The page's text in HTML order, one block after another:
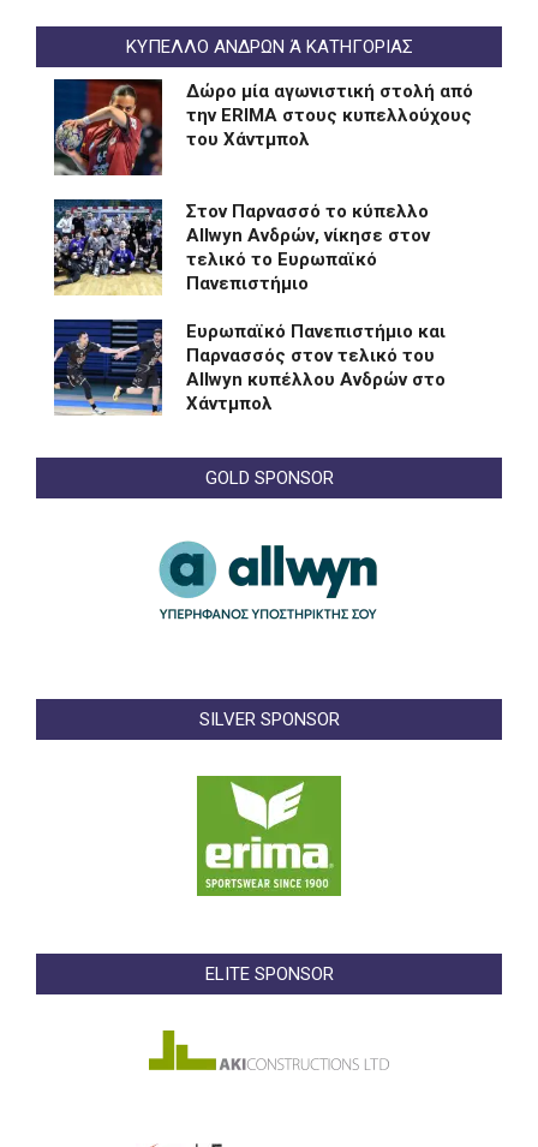
ΚΥΠΕΛΛΟ ΑΝΔΡΩΝ Ά ΚΑΤΗΓΟΡΙΑΣ
Δώρο μία αγωνιστική στολή από
την ERIMA στους κυπελλούχους
του Χάντμπολ
Στον Παρνασσό το κύπελλο
Allwyn Ανδρών, νίκησε στον
τελικό το Ευρωπαϊκό
Πανεπιστήμιο
Eυρωπαϊκό Πανεπιστήμιο και
Παρνασσός στον τελικό του
Allwyn κυπέλλου Ανδρών στο
Χάντμπολ
GOLD SPONSOR
SILVER SPONSOR
ELITE SPONSOR